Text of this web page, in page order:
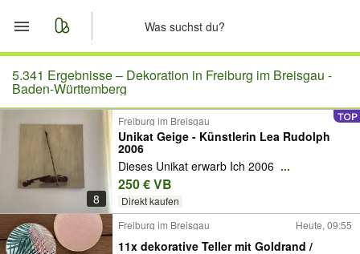
Start
Merkliste
Nachrichten
Anzeige aufgeben
5.341 Ergebnisse – Dekoration in Freiburg im Breisgau -
Baden-Württemberg
8
Freiburg im Breisgau
Unikat Geige - Künstlerin Lea Rudolph
2006
Dieses Unikat erwarb Ich 2006 ...
250 € VB
Direkt kaufen
Freiburg im Breisgau Heute, 09:55
11x dekorative Teller mit Goldrand /